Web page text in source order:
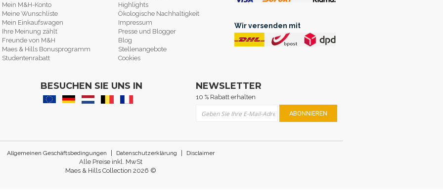
Mein M&H-Konto
Meine Wunschliste
Mein Einkaufswagen
Ihre Meinung zählt
Freunde von M&H
Maes & Hills Bonusprogramm
Studentenrabatt
Highlights
Ökologische Nachhaltigkeit
Impressum
Presse und Blogger
Blog
Stellenangebote
Cookies
Wir versenden mit
BESUCHEN SIE UNS IN NEWSLETTER
10 % Rabatt erhalten
ABONNIEREN
Allgemeinen Geschäftsbedingungen Datenschutzerklärung Disclaimer
Alle Preise inkl. MwSt
Maes & Hills Collection 2026 ©